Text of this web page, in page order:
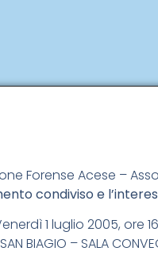
Forense Acese –
condiviso e
1 luglio 2005, ore
BIAGIO – SALA